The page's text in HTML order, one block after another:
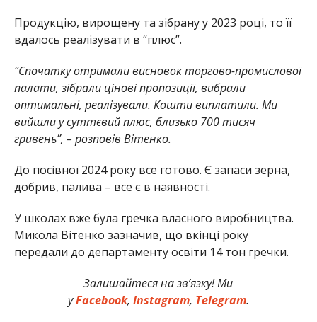
Продукцію, вирощену та зібрану у 2023 році, то її
вдалось реалізувати в “плюс”.
“Спочатку отримали висновок торгово-промислової
палати, зібрали цінові пропозиції, вибрали
оптимальні, реалізували. Кошти виплатили. Ми
вийшли у суттєвий плюс, близько 700 тисяч
гривень”, – розповів Вітенко.
До посівної 2024 року все готово. Є запаси зерна,
добрив, палива – все є в наявності.
У школах вже була гречка власного виробництва.
Микола Вітенко зазначив, що вкінці року
передали до департаменту освіти 14 тон гречки.
Залишайтеся на зв’язку! Ми
уFacebook, Instagram, Telegram.